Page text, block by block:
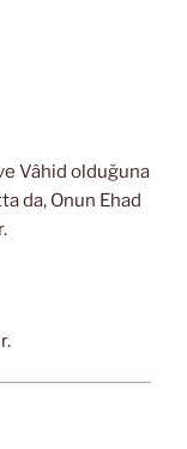
Vâhid olduğuna
da, Onun Ehad